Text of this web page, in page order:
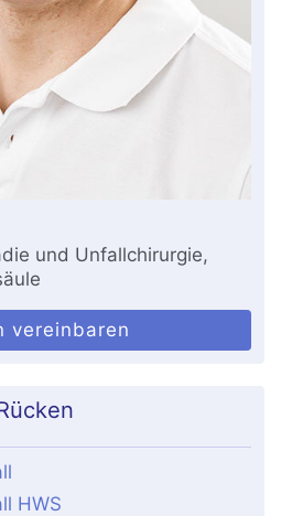
und Unfallchirurgie,
vereinbaren
HWS